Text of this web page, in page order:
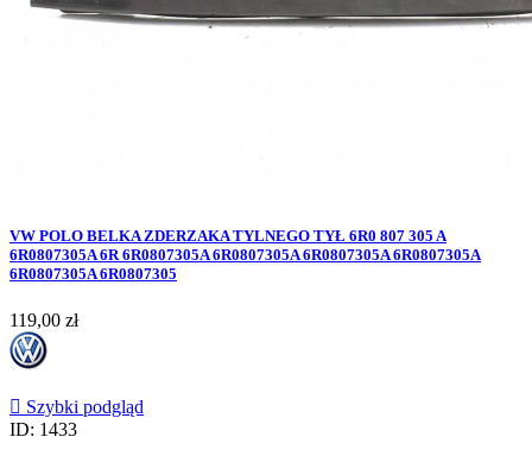
VW POLO BELKA ZDERZAKA TYLNEGO TYŁ 6R0 807 305 A
6R0807305A 6R 6R0807305A 6R0807305A 6R0807305A 6R0807305A
6R0807305A 6R0807305
Cena
119,00 zł
 Szybki podgląd
ID: 1433